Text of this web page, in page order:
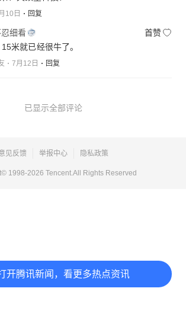
开腾讯新闻，看更多热点资讯
10日 回复
细看
首赞
米就已经很牛了。
7月12日 回复
已显示全部评论
见反馈 举报中心 隐私政策
1998-2026 Tencent.All Rights Reserved